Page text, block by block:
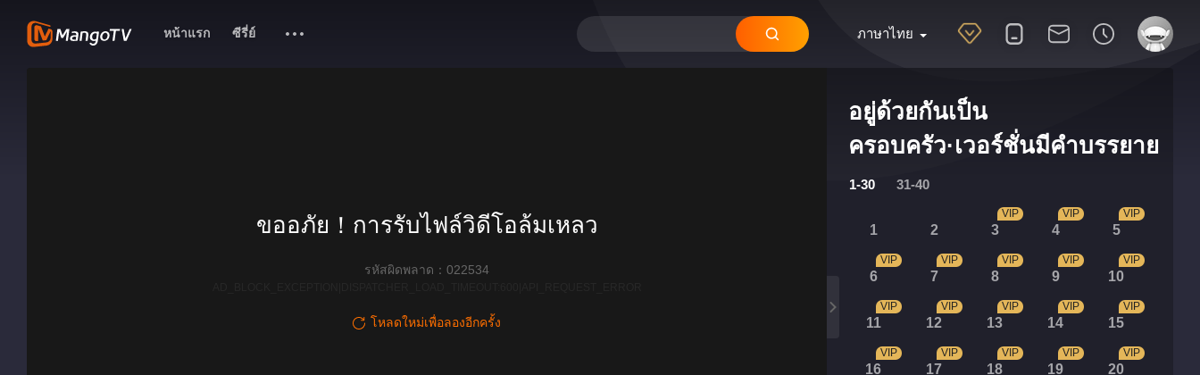
ภาษาไทย
หน้าแรก ซีรี่ย์
อยู่ด้วยกันเป็น
ครอบครัว·เวอร์ชั่นมีคำบรรยาย
1-30 31-40
1 2 3
VIP
4
VIP
5
VIP
6
VIP
7
VIP
8
VIP
9
VIP
10
VIP
11
VIP
12
VIP
13
VIP
14
VIP
15
VIP
16
VIP
17
VIP
18
VIP
19
VIP
20
VIP
ขออภัย！การรับไฟล์วิดีโอล้มเหลว
รหัสผิดพลาด：022534
โหลดใหม่เพื่อลองอีกครั้ง